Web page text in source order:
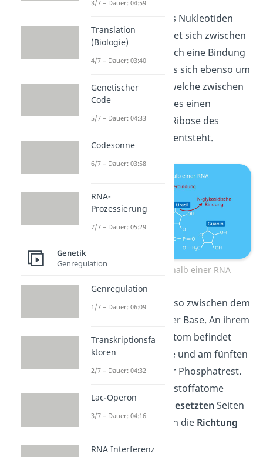
Damit ein Strang aus Nukleotiden
entstehen kann, bildet sich zwischen
zwei Nukleotiden noch eine Bindung
aus. Dabei handelt es sich ebenso um
eine Esterbindung, welche zwischen
dem Phosphatrest des einen
Nukleotids und der Ribose des
anderen Nukleotids entsteht.
Bindungen innerhalb einer RNA
So liegt die Ribose also zwischen dem
Phosphatrest und der Base. An ihrem
dritten Kohlenstoffatom befindet
sich eine OH-Gruppe und am fünften
Kohlenstoffatom der Phosphatrest.
Diese beiden Kohlenstoffatome
liegen an
entgegengesetzten Seiten
der Ribose. Sie geben die Richtung
3/7 – Dauer: 04:59
Translation
(Biologie)
4/7 – Dauer: 03:40
Genetischer
Code
5/7 – Dauer: 04:33
Codesonne
6/7 – Dauer: 03:58
RNA-
Prozessierung
7/7 – Dauer: 05:29
Genetik
Genregulation
Genregulation
1/7 – Dauer: 06:09
Transkriptionsfa
ktoren
2/7 – Dauer: 04:32
Lac-Operon
3/7 – Dauer: 04:16
RNA Interferenz